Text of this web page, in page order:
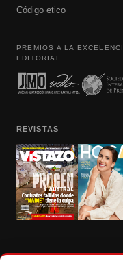
Código etico
PREMIOS A LA
EDITORIAL
REVISTAS